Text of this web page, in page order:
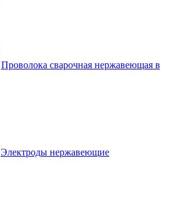
Проволока сварочная нержавеющая в
Электроды нержавеющие